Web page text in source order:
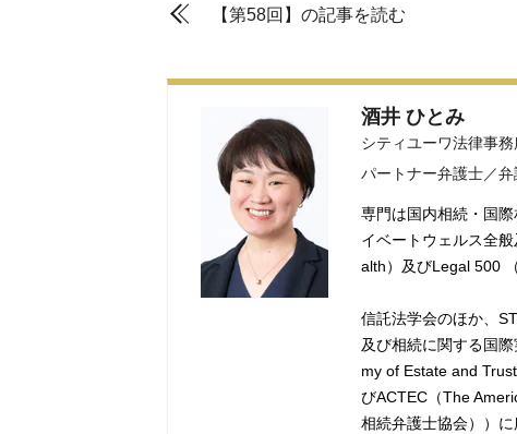
【第58回】の記事を読む
酒井 ひとみ
シティユーワ法律事務
パートナー弁護士／
専門は国内相続・国
イベートウェルス全
alth）及びLegal 500
信託法学会のほか、
及び相続に関する国
my of Estate and
びACTEC（The
相続弁護士協会））